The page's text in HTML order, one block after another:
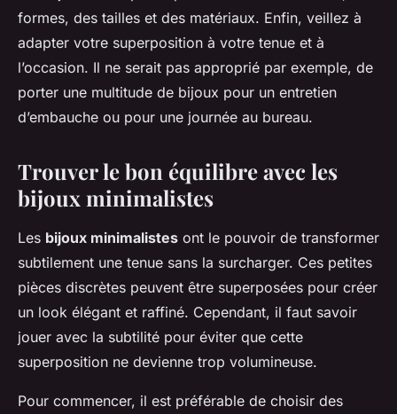
formes, des tailles et des matériaux. Enfin, veillez à
adapter votre superposition à votre tenue et à
l’occasion. Il ne serait pas approprié par exemple, de
porter une multitude de bijoux pour un entretien
d’embauche ou pour une journée au bureau.
Trouver le bon équilibre avec les
bijoux minimalistes
Les bijoux minimalistes ont le pouvoir de transformer
subtilement une tenue sans la surcharger. Ces petites
pièces discrètes peuvent être superposées pour créer
un look élégant et raffiné. Cependant, il faut savoir
jouer avec la subtilité pour éviter que cette
superposition ne devienne trop volumineuse.
Pour commencer, il est préférable de choisir des